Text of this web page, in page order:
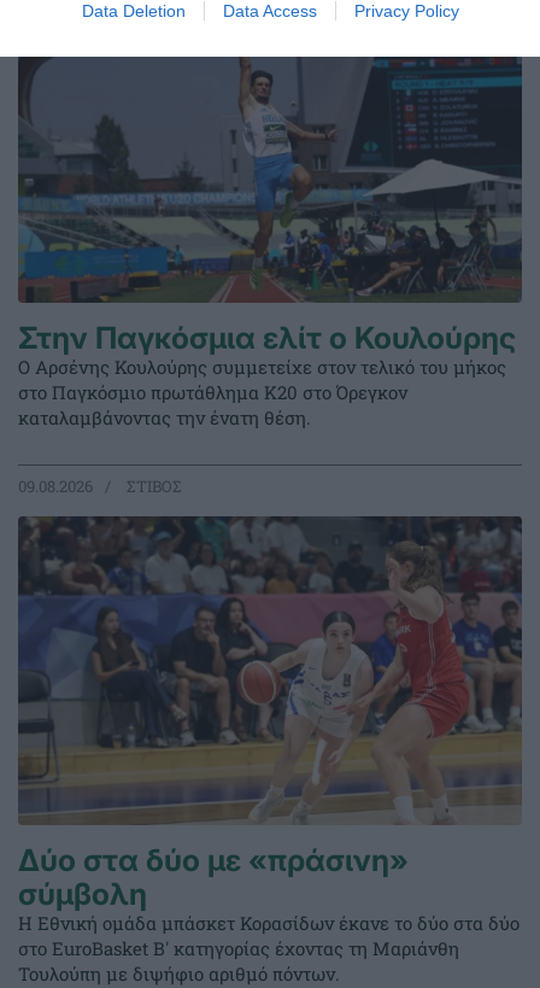
Data Deletion Data Access Privacy Policy
Στην Παγκόσμια ελίτ ο Κουλούρης
Ο Αρσένης Κουλούρης συμμετείχε στον τελικό του μήκος
στο Παγκόσμιο πρωτάθλημα Κ20 στο Όρεγκον
καταλαμβάνοντας την ένατη θέση.
09.08.2026 ΣΤΙΒΟΣ
Δύο στα δύο με «πράσινη»
σύμβολη
Η Εθνική ομάδα μπάσκετ Κορασίδων έκανε το δύο στα δύο
στο EuroBasket Β' κατηγορίας έχοντας τη Μαριάνθη
Τουλούπη με διψήφιο αριθμό πόντων.